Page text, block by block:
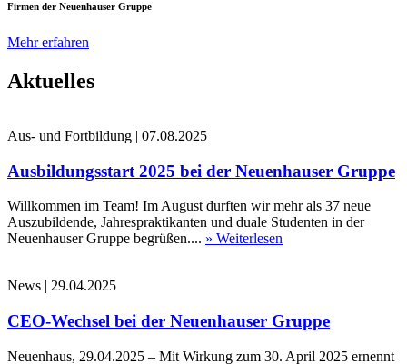
Firmen der Neuenhauser Gruppe
Mehr erfahren
Aktuelles
Aus- und Fortbildung | 07.08.2025
Ausbildungsstart 2025 bei der Neuenhauser Gruppe
Willkommen im Team! Im August durften wir mehr als 37 neue
Auszubildende, Jahrespraktikanten und duale Studenten in der
Neuenhauser Gruppe begrüßen.... » Weiterlesen
News | 29.04.2025
CEO-Wechsel bei der Neuenhauser Gruppe
Neuenhaus, 29.04.2025 – Mit Wirkung zum 30. April 2025 ernennt